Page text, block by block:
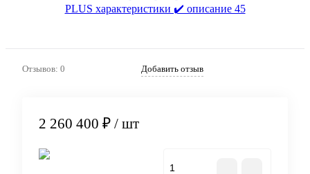
Отзывов: 0 Добавить отзыв
2 260 400 ₽ / шт